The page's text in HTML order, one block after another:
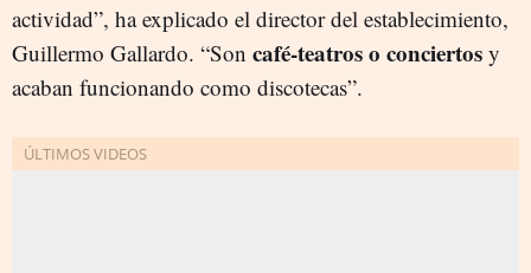
actividad”, ha explicado el director del establecimiento,
Guillermo Gallardo. “Son café-teatros o conciertos y
acaban funcionando como discotecas”.